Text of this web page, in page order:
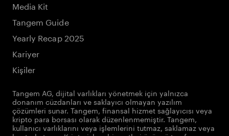
Media Kit
Tangem Guide
Yearly Recap 2025
Kariyer
Kişiler
Tangem AG, dijital varlıkları yönetmek için yalnızca
donanım cüzdanları ve saklayıcı olmayan yazılım
çözümleri sunar. Tangem, finansal hizmet sağlayıcısı veya
kripto para borsası olarak düzenlenmemiştir. Tangem,
kullanıcı varlıklarını veya işlemlerini tutmaz, saklamaz veya